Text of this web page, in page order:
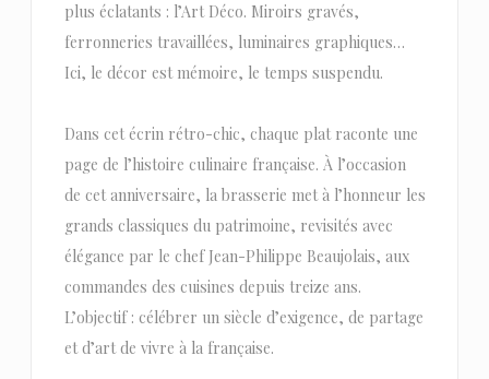
plus éclatants : l’Art Déco. Miroirs gravés,
ferronneries travaillées, luminaires graphiques…
Ici, le décor est mémoire, le temps suspendu.
Dans cet écrin rétro-chic, chaque plat raconte une
page de l’histoire culinaire française. À l’occasion
de cet anniversaire, la brasserie met à l’honneur les
grands classiques du patrimoine, revisités avec
élégance par le chef Jean-Philippe Beaujolais, aux
commandes des cuisines depuis treize ans.
L’objectif : célébrer un siècle d’exigence, de partage
et d’art de vivre à la française.